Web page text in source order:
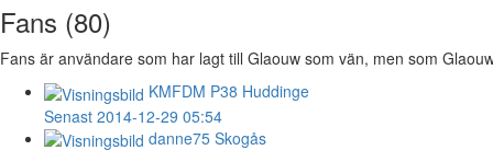
Fans (80)
Fans är användare som har lagt till Glaouw som vän, men som
KMFDM P38 Huddinge
Senast 2014-12-29 05:54
danne75 Skogås